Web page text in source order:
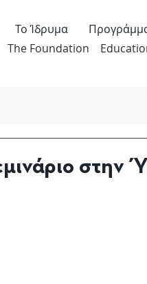
The Foundation
Το Ίδρυμα
στην